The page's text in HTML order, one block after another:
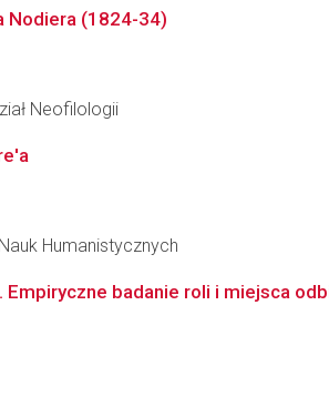
Nodiera (1824-34)
Neofilologii
Humanistycznych
badanie roli i miejsca